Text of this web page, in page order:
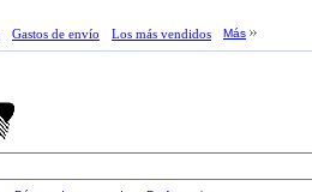
Gastos de envío Los más vendidos Más